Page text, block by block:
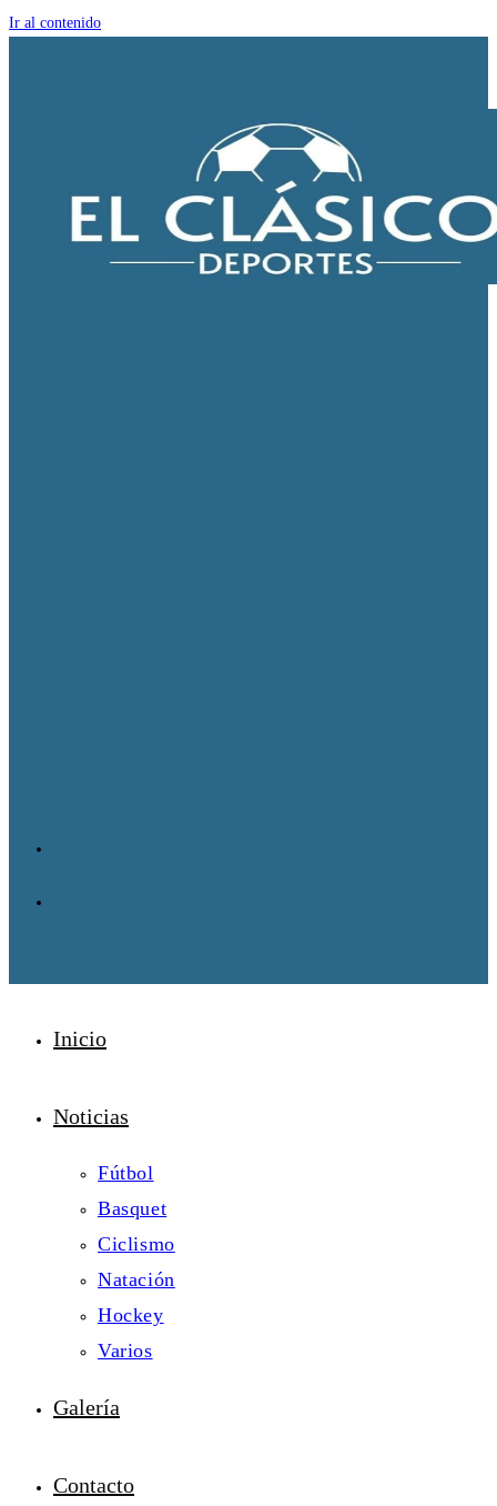
Ir al contenido
Inicio
Noticias
Fútbol
Basquet
Ciclismo
Natación
Hockey
Varios
Galería
Contacto